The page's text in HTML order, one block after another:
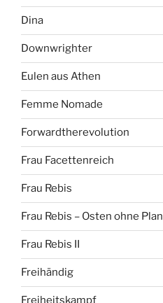
Dina
Downwrighter
Eulen aus Athen
Femme Nomade
Forwardtherevolution
Frau Facettenreich
Frau Rebis
Frau Rebis – Osten ohne Plan
Frau Rebis II
Freihändig
Freiheitskampf